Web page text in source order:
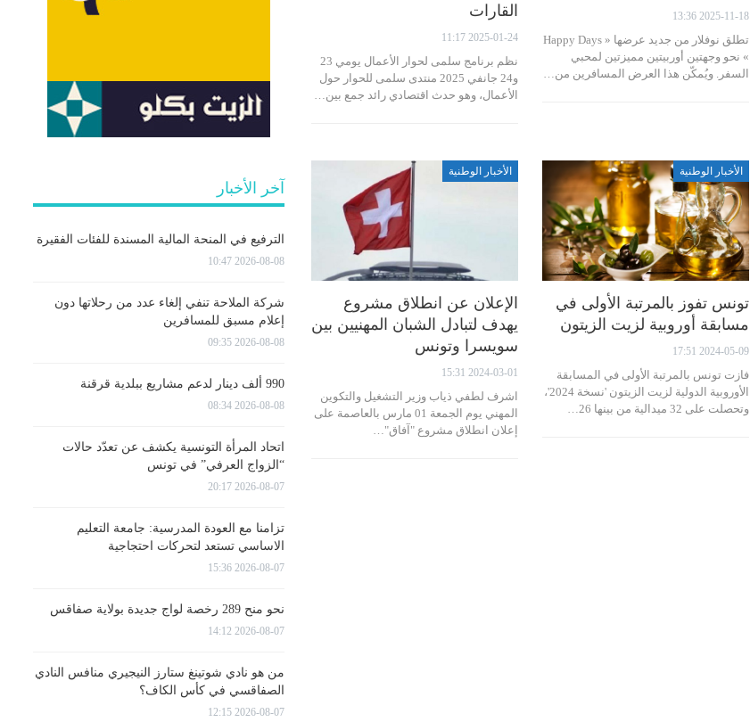
2025-11-18 13:36
تطلق نوفلار من جديد عرضها « Happy Days
» نحو وجهتين أوربيتين مميزتين لمحبي
السفر. ويُمكّن هذا العرض المسافرين من…
القارات
2025-01-24 11:17
نظم برنامج سلمى لحوار الأعمال يومي 23
و24 جانفي 2025 منتدى سلمى للحوار حول
الأعمال، وهو حدث اقتصادي رائد جمع بين…
الأخبار الوطنية
تونس تفوز بالمرتبة الأولى في
مسابقة أوروبية لزيت الزيتون
2024-05-09 17:51
فازت تونس بالمرتبة الأولى في المسابقة
الأوروبية الدولية لزيت الزيتون 'نسخة 2024'،
وتحصلت على 32 ميدالية من بينها 26…
الأخبار الوطنية
الإعلان عن انطلاق مشروع
يهدف لتبادل الشبان المهنيين بين
سويسرا وتونس
2024-03-01 15:31
اشرف لطفي ذياب وزير التشغيل والتكوين
المهني يوم الجمعة 01 مارس بالعاصمة على
إعلان انطلاق مشروع "آفاق"…
آخر الأخبار
الترفيع في المنحة المالية المسندة للفئات الفقيرة
2026-08-08 10:47
شركة الملاحة تنفي إلغاء عدد من رحلاتها دون
إعلام مسبق للمسافرين
2026-08-08 09:35
990 ألف دينار لدعم مشاريع ببلدية قرقنة
2026-08-08 08:34
اتحاد المرأة التونسية يكشف عن تعدّد حالات
“الزواج العرفي” في تونس
2026-08-07 20:17
تزامنا مع العودة المدرسية: جامعة التعليم
الاساسي تستعد لتحركات احتجاجية
2026-08-07 15:36
نحو منح 289 رخصة لواج جديدة بولاية صفاقس
2026-08-07 14:12
من هو نادي شوتينغ ستارز النيجيري منافس النادي
الصفاقسي في كأس الكاف؟
2026-08-07 12:15